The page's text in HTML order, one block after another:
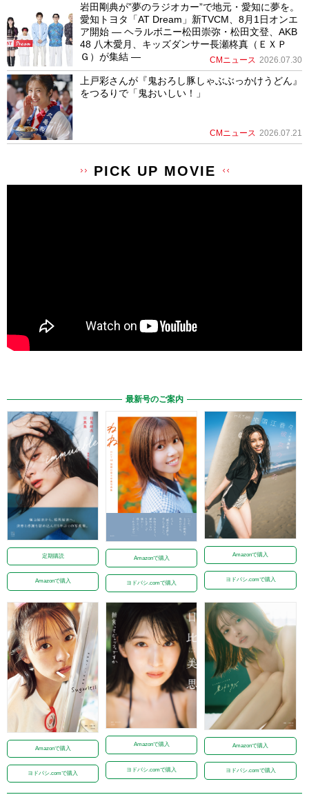
岩田剛典が”夢のラジオカー”で地元・愛知に夢を。
愛知トヨタ「AT Dream」新TVCM、8月1日オンエ
ア開始 ― ヘラルボニー松田崇弥・松田文登、AKB
48 八木愛月、キッズダンサー長瀬柊真（ＥＸＰ
Ｇ）が集結 ―
CMニュース 2026.07.30
上戸彩さんが『鬼おろし豚しゃぶぶっかけうどん』
をつるりで「鬼おいしい！」
CMニュース 2026.07.21
PICK UP MOVIE
最新号のご案内
定期購読
Amazonで購入
Amazonで購入
ヨドバシ.comで購入
Amazonで購入
ヨドバシ.comで購入
Amazonで購入
ヨドバシ.comで購入
Amazonで購入
ヨドバシ.comで購入
Amazonで購入
ヨドバシ.comで購入